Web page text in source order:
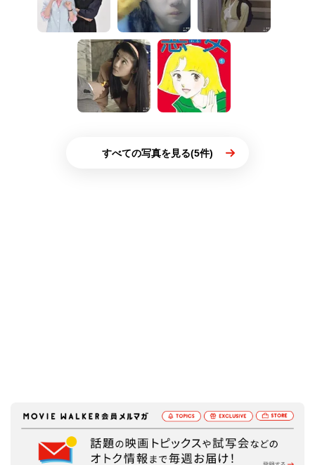
すべての写真を見る(5件)